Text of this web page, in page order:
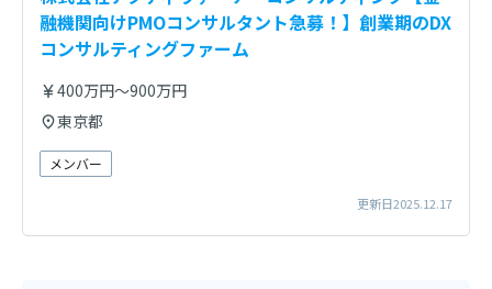
融機関向けPMOコンサルタント急募！】創業期のDX
コンサルティングファーム
400万円～900万円
東京都
メンバー
更新日2025.12.17